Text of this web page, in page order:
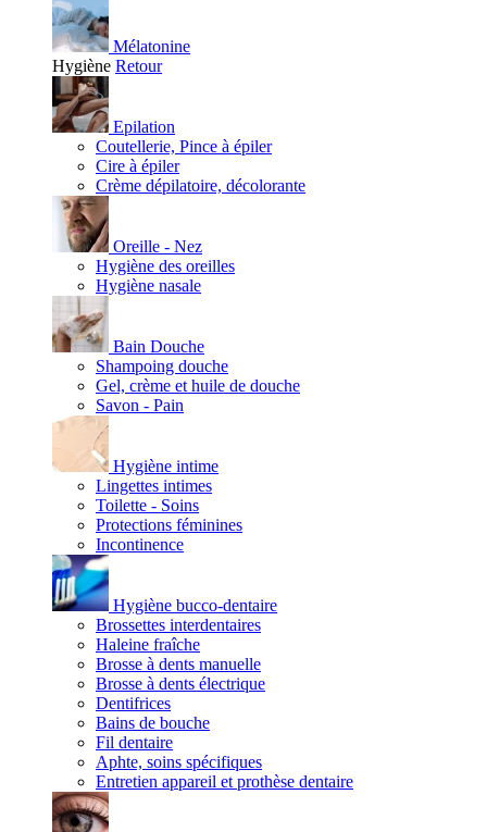
Mélatonine
Hygiène Retour
Epilation
Coutellerie, Pince à épiler
Cire à épiler
Crème dépilatoire, décolorante
Oreille - Nez
Hygiène des oreilles
Hygiène nasale
Bain Douche
Shampoing douche
Gel, crème et huile de douche
Savon - Pain
Hygiène intime
Lingettes intimes
Toilette - Soins
Protections féminines
Incontinence
Hygiène bucco-dentaire
Brossettes interdentaires
Haleine fraîche
Brosse à dents manuelle
Brosse à dents électrique
Dentifrices
Bains de bouche
Fil dentaire
Aphte, soins spécifiques
Entretien appareil et prothèse dentaire